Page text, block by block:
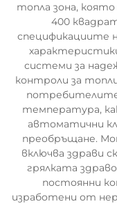
топла зона,
400
спецификациите
системи за
контроли за
потребителите
температура,
автоматични
преобръщане.
включва здрави
грялката
постоянни
изработени от